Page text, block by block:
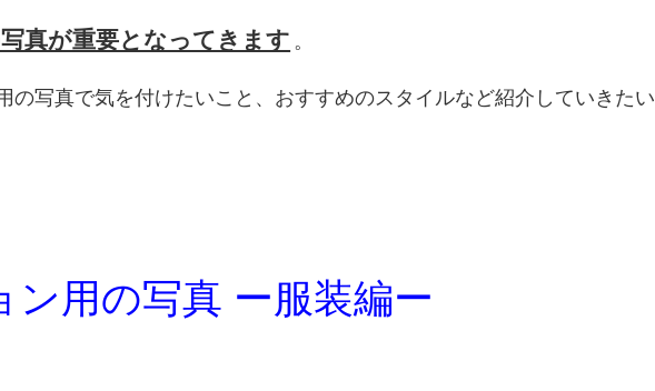
真が重要となってきます 。
の写真で気を付けたいこと、おすすめのスタイルなど紹介していきたい
ン用の写真 ー服装編ー